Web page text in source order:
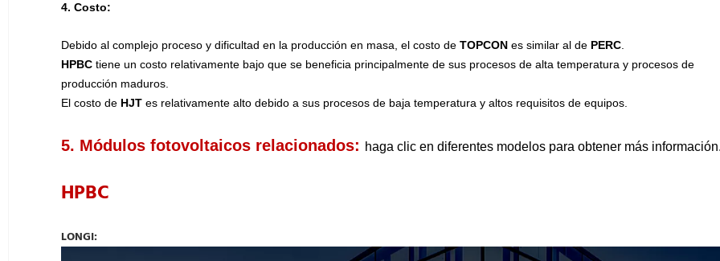
4. Costo:
Debido al complejo proceso y dificultad en la producción en masa, el costo de TOPCON es similar al de PERC
HPBC tiene un costo relativamente bajo que se beneficia principalmente de sus procesos de alta temperatura y procesos de
producción maduros.
El costo de HJT es relativamente alto debido a sus procesos de baja temperatura y altos requisitos de equipos.
5. Módulos fotovoltaicos relacionados: haga clic en diferentes modelos para obtener más
HPBC
LONGI: